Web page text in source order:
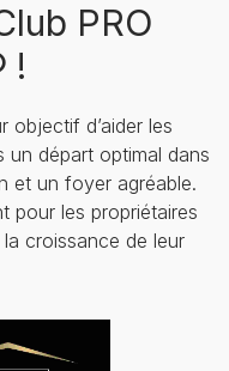
PRO
!
objectif d’aider les
départ optimal dans
et un foyer agréable.
pour les propriétaires
croissance de leur